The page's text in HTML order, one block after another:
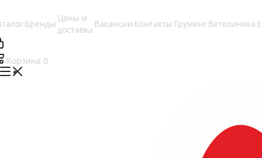
Бренды
Цены и
доставка
Вакансии Контакты ГрумингВетклиника
Корзина 0